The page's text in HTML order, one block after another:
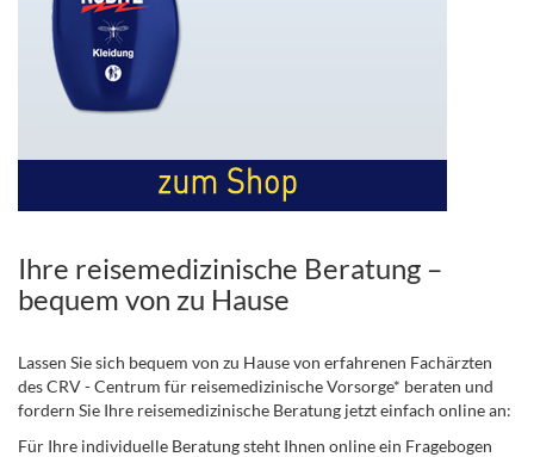
Ihre reisemedizinische Beratung –
bequem von zu Hause
Lassen Sie sich bequem von zu Hause von erfahrenen Fachärzten
des CRV - Centrum für reisemedizinische Vorsorge* beraten und
fordern Sie Ihre reisemedizinische Beratung jetzt einfach online an:
Für Ihre individuelle Beratung steht Ihnen online ein Fragebogen